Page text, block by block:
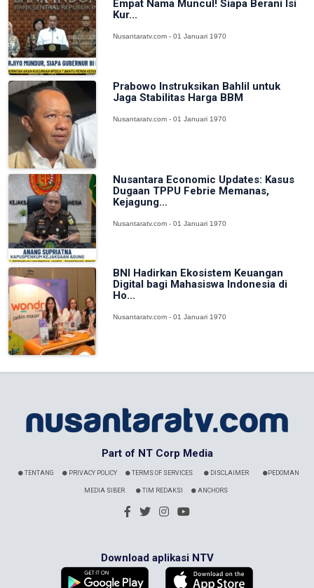
Empat Nama Muncul! Siapa Berani Isi
Kur...
Nusantaratv.com - 01 Januari 1970
Prabowo Instruksikan Bahlil untuk
Jaga Stabilitas Harga BBM
Nusantaratv.com - 01 Januari 1970
Nusantara Economic Updates: Kasus
Dugaan TPPU Febrie Memanas,
Kejagung...
Nusantaratv.com - 01 Januari 1970
BNI Hadirkan Ekosistem Keuangan
Digital bagi Mahasiswa Indonesia di
Ho...
Nusantaratv.com - 01 Januari 1970
Part of NT Corp Media
TENTANG PRIVACY POLICY TERMS OF SERVICES DISCLAIMER PEDOMAN
MEDIA SIBER TIM REDAKSI ANCHORS
Download aplikasi NTV